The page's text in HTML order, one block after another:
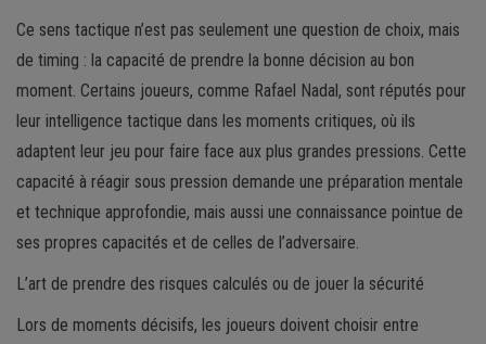
Ce sens tactique n’est pas seulement une question de choix, mais
de timing : la capacité de prendre la bonne décision au bon
moment. Certains joueurs, comme Rafael Nadal, sont réputés pour
leur intelligence tactique dans les moments critiques, où ils
adaptent leur jeu pour faire face aux plus grandes pressions. Cette
capacité à réagir sous pression demande une préparation mentale
et technique approfondie, mais aussi une connaissance pointue de
ses propres capacités et de celles de l’adversaire.
L’art de prendre des risques calculés ou de jouer la sécurité
Lors de moments décisifs, les joueurs doivent choisir entre